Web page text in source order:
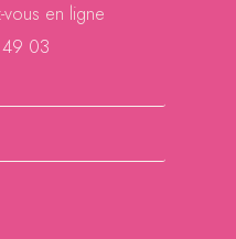
vous en ligne
03